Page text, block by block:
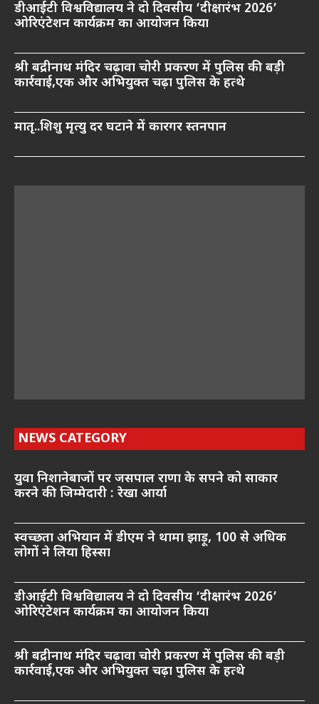
डीआईटी विश्वविद्यालय ने दो दिवसीय ‘दीक्षारंभ 2026’
ओरिएंटेशन कार्यक्रम का आयोजन किया
श्री बद्रीनाथ मंदिर चढ़ावा चोरी प्रकरण में पुलिस की बड़ी
कार्रवाई,एक और अभियुक्त चढ़ा पुलिस के हत्थे
मातृ..शिशु मृत्यु दर घटाने में कारगर स्तनपान
NEWS CATEGORY
युवा निशानेबाजों पर जसपाल राणा के सपने को साकार
करने की जिम्मेदारी : रेखा आर्या
स्वच्छता अभियान में डीएम ने थामा झाड़ू, 100 से अधिक
लोगों ने लिया हिस्सा
डीआईटी विश्वविद्यालय ने दो दिवसीय ‘दीक्षारंभ 2026’
ओरिएंटेशन कार्यक्रम का आयोजन किया
श्री बद्रीनाथ मंदिर चढ़ावा चोरी प्रकरण में पुलिस की बड़ी
कार्रवाई,एक और अभियुक्त चढ़ा पुलिस के हत्थे